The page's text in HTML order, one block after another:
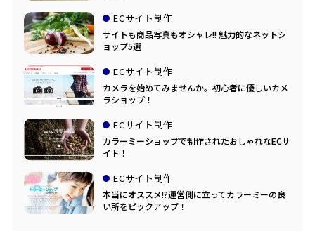
ECサイト制作
サイトも商品写真もオシャレ!! 魅力的なネットシ
ョップ5選
ECサイト制作
カメラを始めてみませんか。初心者に優しいカメ
ラショップ！
ECサイト制作
カラーミーショップで制作されたおしゃれなECサ
イト！
ECサイト制作
本当にオススメ!?運営側に立ってカラーミーの良
い所をピックアップ！